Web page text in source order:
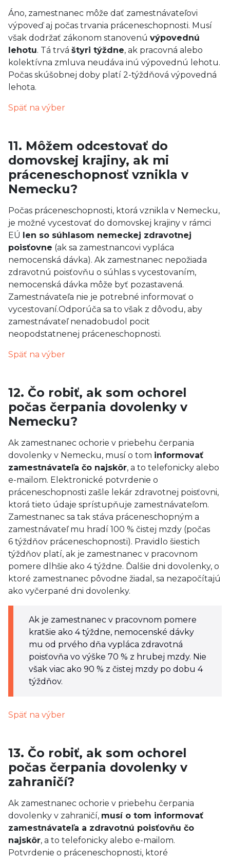
Áno, zamestnanec môže dať zamestnávateľovi
výpoveď aj počas trvania práceneschopnosti. Musí
však dodržať zákonom stanovenú výpovednú
lehotu. Tá trvá štyri týždne, ak pracovná alebo
kolektívna zmluva neudáva inú výpovednú lehotu.
Počas skúšobnej doby platí 2-týždňová výpovedná
lehota.
Späť na výber
11. Môžem odcestovať do
domovskej krajiny, ak mi
práceneschopnosť vznikla v
Nemecku?
Počas práceneschopnosti, ktorá vznikla v Nemecku,
je možné vycestovať do domovskej krajiny v rámci
EÚ len so súhlasom nemeckej zdravotnej
poisťovne (ak sa zamestnancovi vypláca
nemocenská dávka). Ak zamestnanec nepožiada
zdravotnú poisťovňu o súhlas s vycestovaním,
nemocenská dávka môže byť pozastavená.
Zamestnávateľa nie je potrebné informovať o
vycestovaní.Odporúča sa to však z dôvodu, aby
zamestnávateľ nenadobudol pocit
neopodstatnenej práceneschopnosti.
Späť na výber
12. Čo robiť, ak som ochorel
počas čerpania dovolenky v
Nemecku?
Ak zamestnanec ochorie v priebehu čerpania
dovolenky v Nemecku, musí o tom informovať
zamestnávateľa čo najskôr, a to telefonicky alebo
e-mailom. Elektronické potvrdenie o
práceneschopnosti zašle lekár zdravotnej poisťovni,
ktorá tieto údaje sprístupňuje zamestnávateľom.
Zamestnanec sa tak stáva práceneschopným a
zamestnávateľ mu hradí 100 % čistej mzdy (počas
6 týždňov práceneschopnosti). Pravidlo šiestich
týždňov platí, ak je zamestnanec v pracovnom
pomere dlhšie ako 4 týždne. Ďalšie dni dovolenky, o
ktoré zamestnanec pôvodne žiadal, sa nezapočítajú
ako vyčerpané dni dovolenky.
Ak je zamestnanec v pracovnom pomere
kratšie ako 4 týždne, nemocenské dávky
mu od prvého dňa vypláca zdravotná
poisťovňa vo výške 70 % z hrubej mzdy. Nie
však viac ako 90 % z čistej mzdy po dobu 4
týždňov.
Späť na výber
13. Čo robiť, ak som ochorel
počas čerpania dovolenky v
zahraničí?
Ak zamestnanec ochorie v priebehu čerpania
dovolenky v zahraničí, musí o tom informovať
zamestnávateľa a zdravotnú poisťovňu čo
najskôr, a to telefonicky alebo e-mailom.
Potvrdenie o práceneschopnosti, ktoré